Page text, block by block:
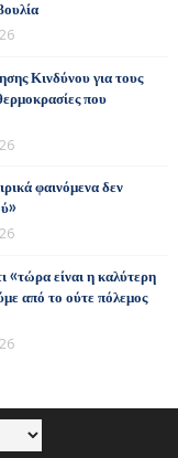
Κινδύνου για τους
που
φαινόμενα δεν
«τώρα είναι η καλύτερη
από το ούτε πόλεμος